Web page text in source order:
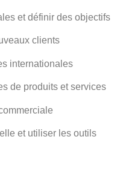
et définir des objectifs
clients
internationales
de produits et services
et utiliser les outils